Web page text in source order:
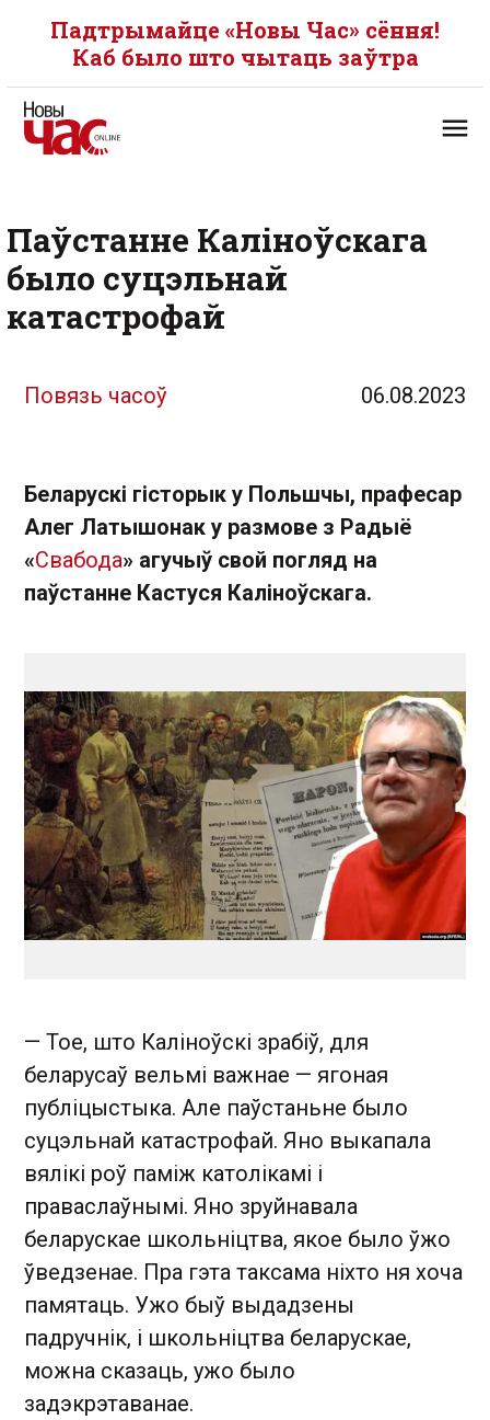
Падтрымайце «Новы Час» сёння!
Каб было што чытаць заўтра
Паўстанне Каліноўскага
было суцэльнай
катастрофай
Повязь часоў 06.08.2023
Беларускі гісторык у Польшчы, прафесар
Алег Латышонак у размове з Радыё
«Свабода» агучыў свой погляд на
паўстанне Кастуся Каліноўскага.
— Тое, што Каліноўскі зрабіў, для
беларусаў вельмі важнае — ягоная
публіцыстыка. Але паўстаньне было
суцэльнай катастрофай. Яно выкапала
вялікі роў паміж католікамі і
праваслаўнымі. Яно зруйнавала
беларускае школьніцтва, якое было ўжо
ўведзенае. Пра гэта таксама ніхто ня хоча
памятаць. Ужо быў выдадзены
падручнік, і школьніцтва беларускае,
можна сказаць, ужо было
задэкрэтаванае.